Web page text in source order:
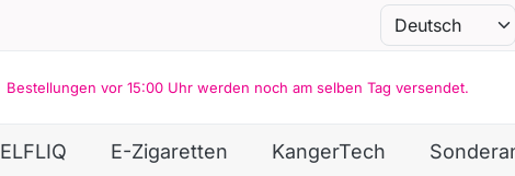
Bestellungen vor 15:00 Uhr werden noch am selben Tag versendet.
ELFLIQ E-Zigaretten KangerTech